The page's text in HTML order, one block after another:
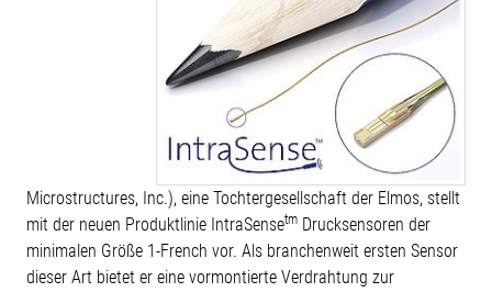
Microstructures, Inc.), eine Tochtergesellschaft der Elmos, stellt
mit der neuen Produktlinie IntraSensetm Drucksensoren der
minimalen Größe 1-French vor. Als branchenweit ersten Sensor
dieser Art bietet er eine vormontierte Verdrahtung zur